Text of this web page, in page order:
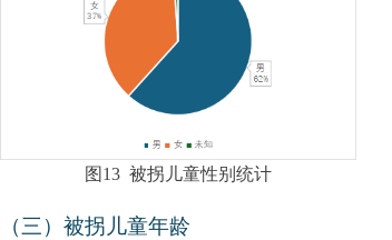
图 13 被拐儿童性别统计
（三）被拐儿童年龄